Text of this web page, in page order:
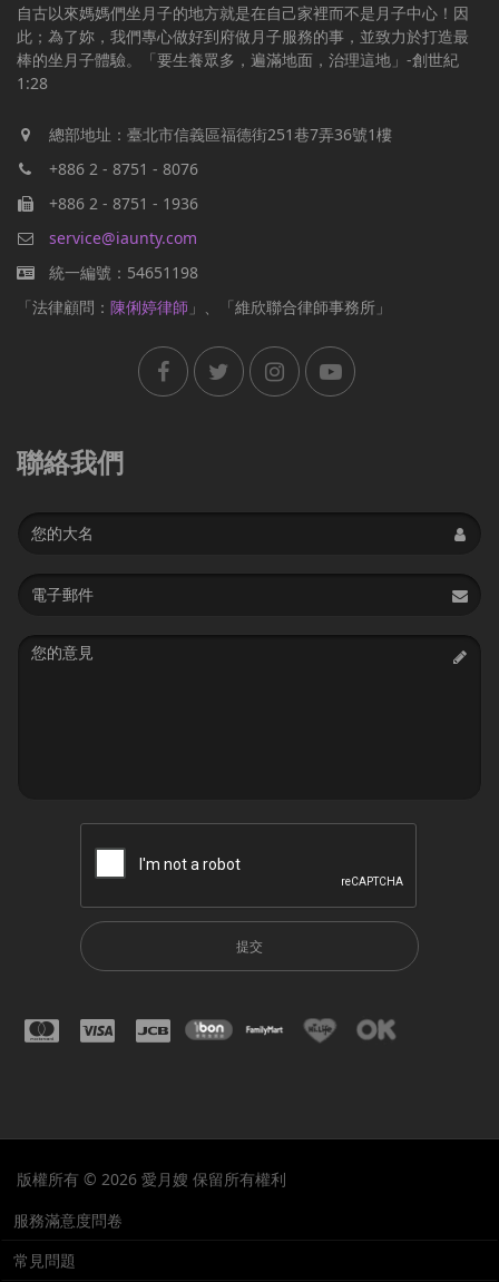
自古以來媽媽們坐月子的地方就是在自己家裡而不是月子中心！因
此；為了妳，我們專心做好到府做月子服務的事，並致力於打造最
棒的坐月子體驗。「要生養眾多，遍滿地面，治理這地」-創世紀
1:28
總部地址：臺北市信義區福德街251巷7弄36號1樓
+886 2 - 8751 - 8076
+886 2 - 8751 - 1936
service@iaunty.com
統一編號：54651198
「法律顧問： 陳俐婷律師 」、「維欣聯合律師事務所」
聯絡我們
Name
Email
address
Message
提交
版權所有 © 2026 愛月嫂 保留所有權利
服務滿意度問卷
常見問題